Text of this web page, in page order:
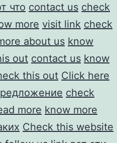
что contact us check
more visit link check
about us know
out contact us know
this out Click here
check
more know more
Check this website